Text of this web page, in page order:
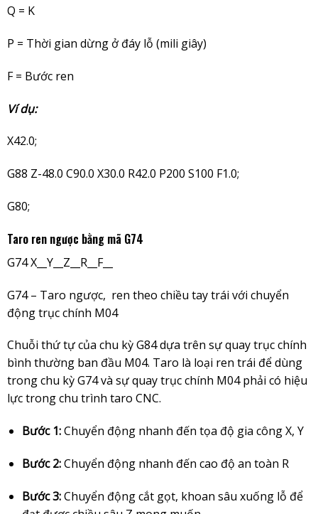
Q = K
P = Thời gian dừng ở đáy lỗ (mili giây)
F = Bước ren
Ví dụ:
X42.0;
G88 Z-48.0 C90.0 X30.0 R42.0 P200 S100 F1.0;
G80;
Taro ren ngược bằng mã G74
G74 X__Y__Z__R__F__
G74 – Taro ngược, ren theo chiều tay trái với chuyển
động trục chính M04
Chuỗi thứ tự của chu kỳ G84 dựa trên sự quay trục chính
bình thường ban đầu M04. Taro là loại ren trái để dùng
trong chu kỳ G74 và sự quay trục chính M04 phải có hiệu
lực trong chu trình taro CNC.
Bước 1:Chuyển động nhanh đến tọa độ gia công X, Y
Bước 2:Chuyển động nhanh đến cao độ an toàn R
Bước 3:Chuyển động cắt gọt, khoan sâu xuống lỗ để